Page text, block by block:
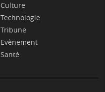
Culture
Technologie
Tribune
Evènement
Santé